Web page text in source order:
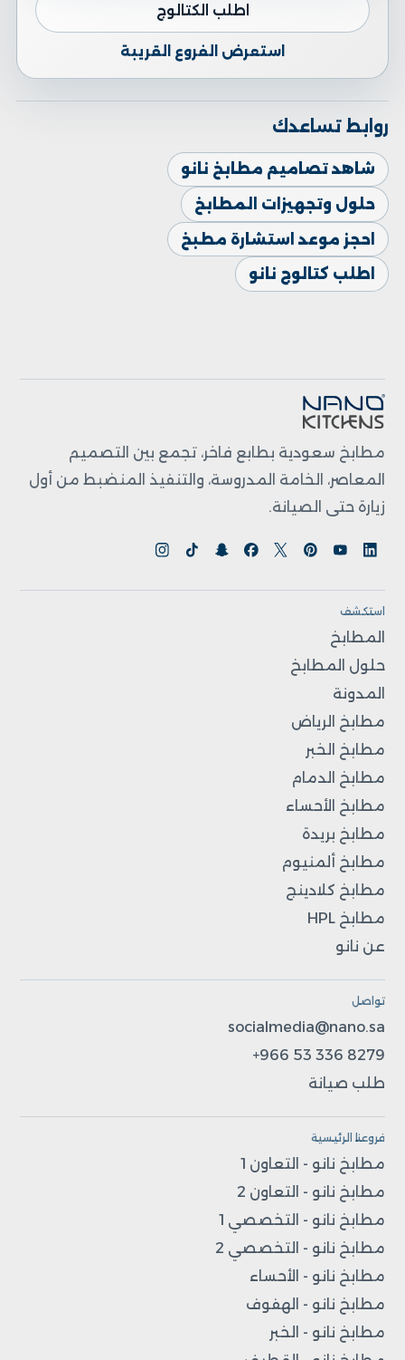
اطلب الكتالوج
استعرض الفروع القريبة
روابط تساعدك
شاهد تصاميم مطابخ نانو
حلول وتجهيزات المطابخ
احجز موعد استشارة مطبخ
اطلب كتالوج نانو
مطابخ سعودية بطابع فاخر، تجمع بين التصميم
المعاصر، الخامة المدروسة، والتنفيذ المنضبط من أول
زيارة حتى الصيانة.
استكشف
المطابخ
حلول المطابخ
المدونة
مطابخ الرياض
مطابخ الخبر
مطابخ الدمام
مطابخ الأحساء
مطابخ بريدة
مطابخ ألمنيوم
مطابخ كلادينج
مطابخ HPL
عن نانو
تواصل
socialmedia@nano.sa
+966 53 336 8279
طلب صيانة
فروعنا الرئيسية
مطابخ نانو - التعاون 1
مطابخ نانو - التعاون 2
مطابخ نانو - التخصصي 1
مطابخ نانو - التخصصي 2
مطابخ نانو - الأحساء
مطابخ نانو - الهفوف
مطابخ نانو - الخبر